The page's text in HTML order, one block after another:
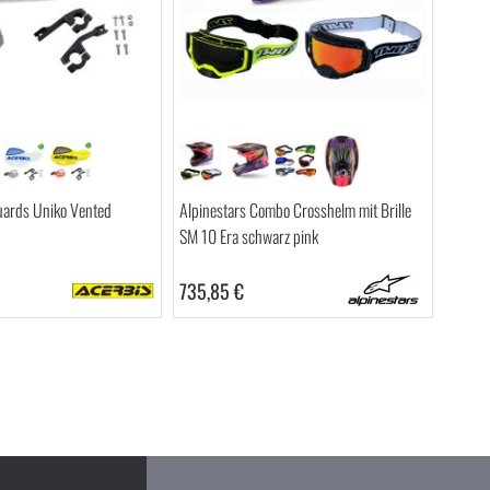
Uniko Vented
Alpinestars Combo Crosshelm mit Brille
SM 10 Era schwarz pink
735,85 €